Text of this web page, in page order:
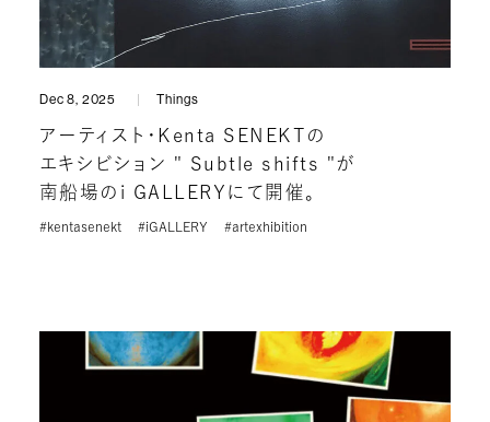
Dec 8, 2025 Things
アーティスト・Kenta SENEKTの
エキシビション " Subtle shifts "が
南船場のi GALLERYにて開催。
#kentasenekt #iGALLERY #artexhibition